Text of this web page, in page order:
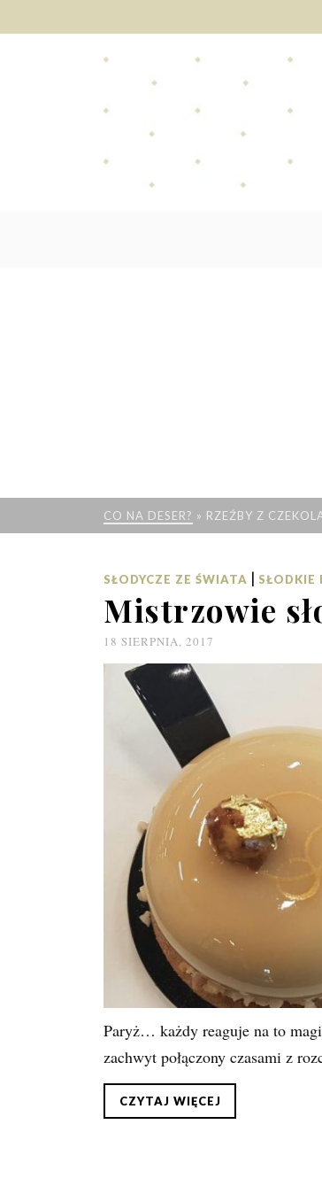
CO NA DESER? » RZEŹBY Z
SŁODYCZE ZE ŚWIATA | SŁODKIE
Mistrzowie
18 SIERPNIA, 2017
Paryż… każdy reaguje na to
zachwyt połączony czasami z
CZYTAJ WIĘCEJ